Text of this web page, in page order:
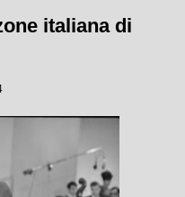
italiana di